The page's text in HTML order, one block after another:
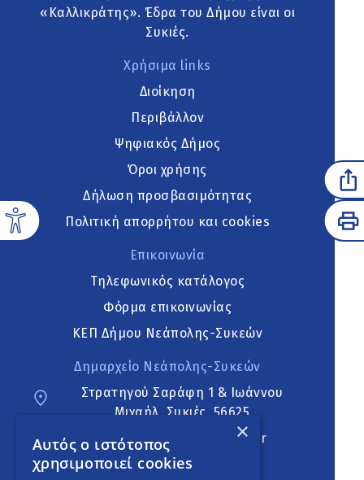
«Καλλικράτης». Έδρα του Δήμου είναι οι
Συκιές.
Χρήσιμα links
Διοίκηση
Περιβάλλον
Ψηφιακός Δήμος
Όροι χρήσης
Δήλωση προσβασιμότητας
Πολιτική απορρήτου και cookies
Επικοινωνία
Τηλεφωνικός κατάλογος
Φόρμα επικοινωνίας
ΚΕΠ Δήμου Νεάπολης-Συκεών
Δημαρχείο Νεάπολης-Συκεών
Στρατηγού Σαράφη 1 & Ιωάννου
Μιχαήλ, Συκιές, 56625
neapoli.sykies@ddt.gov.gr
Ακολουθήστε
×
Αυτός ο ιστότοπος
χρησιμοποιεί cookies